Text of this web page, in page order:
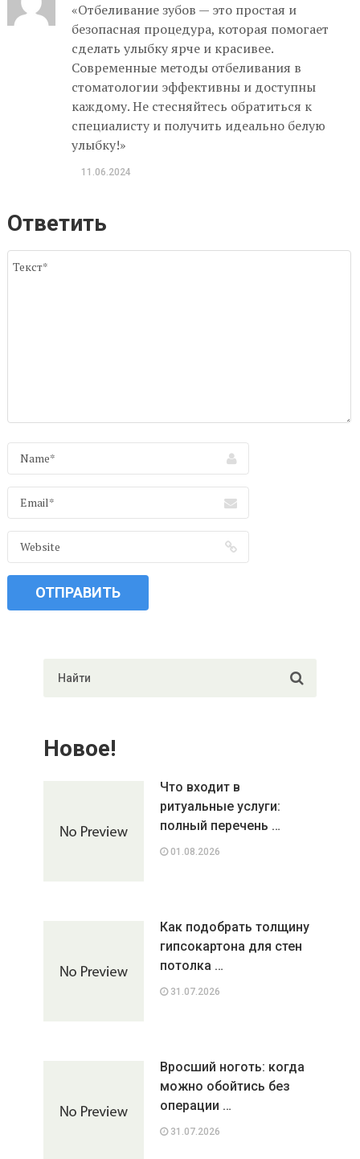
«Отбеливание зубов — это простая и
безопасная процедура, которая помогает
сделать улыбку ярче и красивее.
Современные методы отбеливания в
стоматологии эффективны и доступны
каждому. Не стесняйтесь обратиться к
специалисту и получить идеально белую
улыбку!»
11.06.2024
Ответить
Новое!
Что входит в
ритуальные услуги:
полный перечень …
01.08.2026
Как подобрать толщину
гипсокартона для стен
потолка …
31.07.2026
Вросший ноготь: когда
можно обойтись без
операции …
31.07.2026